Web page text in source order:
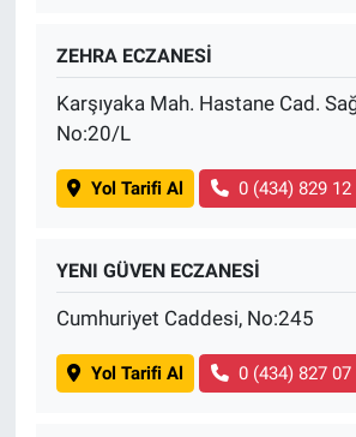
ZEHRA ECZANESİ
Karşıyaka Mah. Hastane Cad.
No:20/L
Yol Tarifi Al 0 (434) 829 12
YENI GÜVEN ECZANESİ
Cumhuriyet Caddesi, No:245
Yol Tarifi Al 0 (434) 827 07